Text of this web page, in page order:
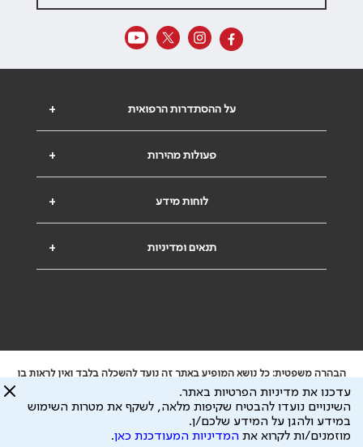
+ על ההסתדרות הרפואית
+ פעולות מהירות
+ לוחות מידע
+ תנאים ומדיניות
הבהרה משפטית: כל נושא המופיע באתר זה נועד להשכלה בלבד ואין לראות בו
ייעוץ רפואי או משפטי. אין הר"י אחראית לתוכן המתפרסם באתר זה ולכל נזק
שעלול להיגרם.
ידוע לי שהר"י אוספת ושומרת מידע אישי לצורך מתן השרות וכי חלק ממנו עשוי
להיות מועבר לצדדים שלישיים, הכל בכפוף למדיניות הפרטיות
עדכנו את מדיניות הפרטיות באתר.
השינויים נועדו להבטיח שקיפות מלאה, לשקף את מטרות השימוש
במידע ולהגן על המידע שלכם/ן.
מוזמנים/ות לקרוא את המדיניות המעודכנת כאן.